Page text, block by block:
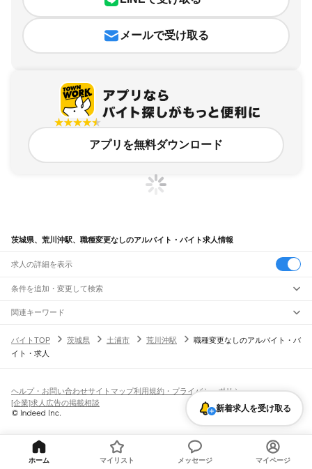
メールで受け取る
アプリを無料ダウンロード
茨城県、荒川沖駅、職種変更なしのアルバイト・バイト求人情報
求人の詳細を表示
条件を追加・変更して検索
市区町村を追加・変更
茨城県すべて
水戸市
行方市鉾田市つくばみらい市小美玉市東茨城郡 那珂郡 久慈郡
結城郡
猿島郡北相馬郡
駅を追加・変更
大甕駅常陸多賀駅日立駅小木津駅十王駅高萩駅南中郷駅
宇都宮線
JR常磐線(上野～取手)
取手駅
職種を追加・変更
飲食・フードサービスすべて
ホールスタッフキッチンスタッフ 皿洗い・洗い場 精肉・鮮魚加工
パン屋（ベーカリー）
バー（BAR）・バーテンダー
飲食店（店長・マネージャー）
営業・販売
営業テレフォンアポインター（テレアポ） ルートセールス
人気
日払いOK高校生歓迎 髪型・髪色自由ひげOKネイルOK
留学生・外国人活躍中
単発・1日OK
期間限定（春夏冬休み等）
シフト
雇用形態を追加・変更
契約社員
派遣社員
関連キーワード
バイトTOP
茨城県 土浦市 荒川沖駅
職種変更なしのアルバイト・バ
イト・求人
新着求人を受け取る
ヘルプ・お問い合わせサイトマップ利用規約・プライバシーポリシー
[企業]求人広告の掲載相談
ホーム マイリスト メッセージ マイページ